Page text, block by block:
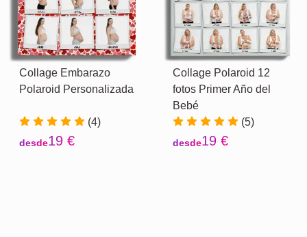
Collage Embarazo
Polaroid Personalizada
(4)
desde19 €
Collage Polaroid 12
fotos Primer Año del
Bebé
(5)
desde19 €